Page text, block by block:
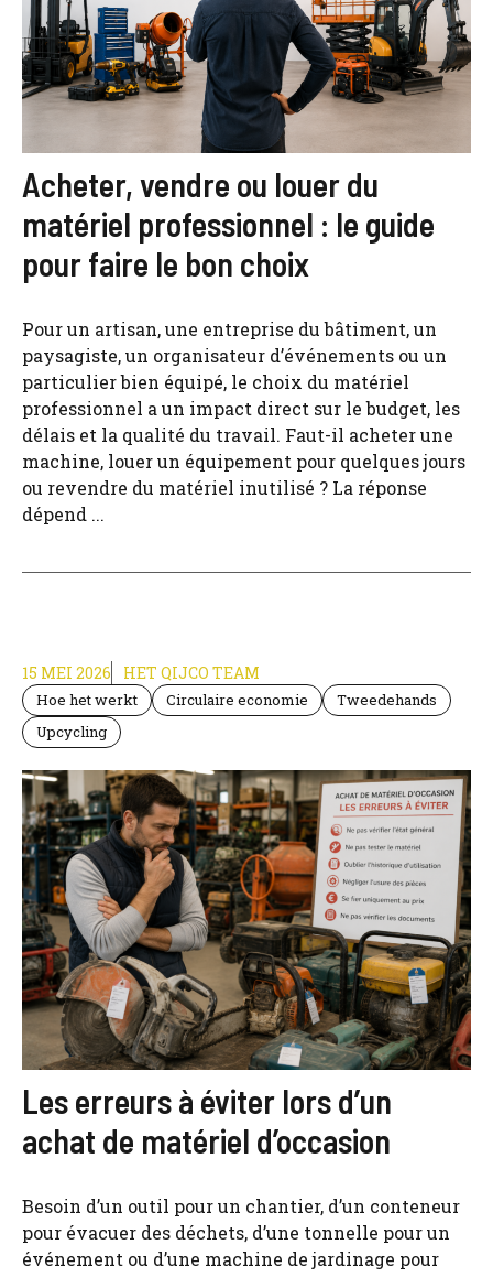
Acheter, vendre ou louer du
matériel professionnel : le guide
pour faire le bon choix
Pour un artisan, une entreprise du bâtiment, un
paysagiste, un organisateur d’événements ou un
particulier bien équipé, le choix du matériel
professionnel a un impact direct sur le budget, les
délais et la qualité du travail. Faut-il acheter une
machine, louer un équipement pour quelques jours
ou revendre du matériel inutilisé ? La réponse
dépend ...
15 MEI 2026 HET QIJCO TEAM
Hoe het werkt Circulaire economie
Tweedehands
Upcycling
Les erreurs à éviter lors d’un
achat de matériel d’occasion
Besoin d’un outil pour un chantier, d’un conteneur
pour évacuer des déchets, d’une tonnelle pour un
événement ou d’une machine de jardinage pour